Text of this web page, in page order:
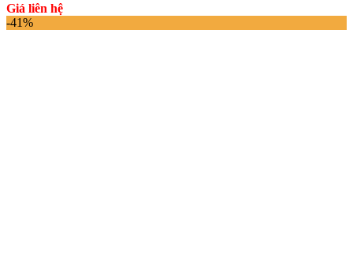
Giá liên hệ
-41%